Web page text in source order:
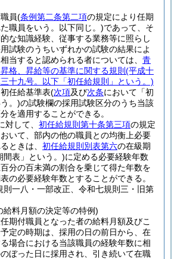
員(条例第二条第二項の規定により任期
職員をいう。以下同じ。)であって、そ
な知識経験、従事する業務等に照らし
試験のうちいずれかの試験の結果によ
当すると認められる者については、 青
格、昇給等の基準に関する規則 (平成十
十九号。以下「初任給規則」という。)
任給基準表(次項及び次条において「初
。)の試験欄の採用試験区分のうち当該
を適用することができる。
対して、 初任給規則第十条第三項の規定
いて、部内の他の職員との均衡上必要
ときは、 初任給規則別表第六の在級期
間表」という。)に定める必要経験年数
分の百未満の割合を乗じて得た年数を
の必要経験年数とすることができる。
則一八・一部改正、令和七規則三・旧第
給料月額の決定等の特例)
期付職員となった者の給料月額及びこ
定の時期は、採用の日の前日から、在
場合における当該職員の経験年数に相
ぼった日に採用され、引き続いて在職